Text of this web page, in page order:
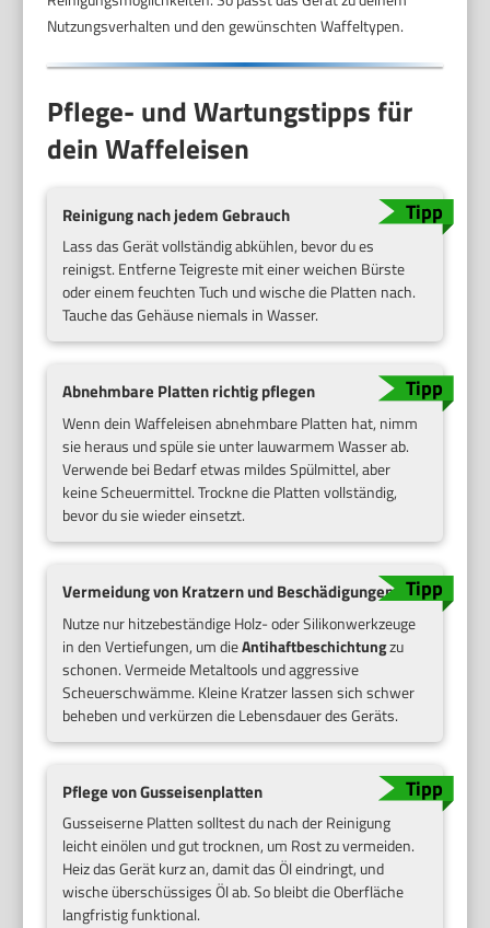
Nutzungsverhalten und den gewünschten Waffeltypen.
Pflege- und Wartungstipps für
dein Waffeleisen
Reinigung nach jedem Gebrauch
Lass das Gerät vollständig abkühlen, bevor du es
reinigst. Entferne Teigreste mit einer weichen Bürste
oder einem feuchten Tuch und wische die Platten nach.
Tauche das Gehäuse niemals in Wasser.
Abnehmbare Platten richtig pflegen
Wenn dein Waffeleisen abnehmbare Platten hat, nimm
sie heraus und spüle sie unter lauwarmem Wasser ab.
Verwende bei Bedarf etwas mildes Spülmittel, aber
keine Scheuermittel. Trockne die Platten vollständig,
bevor du sie wieder einsetzt.
Vermeidung von Kratzern und Beschädigungen
Nutze nur hitzebeständige Holz- oder Silikonwerkzeuge
in den Vertiefungen, um dieAntihaftbeschichtungzu
schonen. Vermeide Metaltools und aggressive
Scheuerschwämme. Kleine Kratzer lassen sich schwer
beheben und verkürzen die Lebensdauer des Geräts.
Pflege von Gusseisenplatten
Gusseiserne Platten solltest du nach der Reinigung
leicht einölen und gut trocknen, um Rost zu vermeiden.
Heiz das Gerät kurz an, damit das Öl eindringt, und
wische überschüssiges Öl ab. So bleibt die Oberfläche
langfristig funktional.